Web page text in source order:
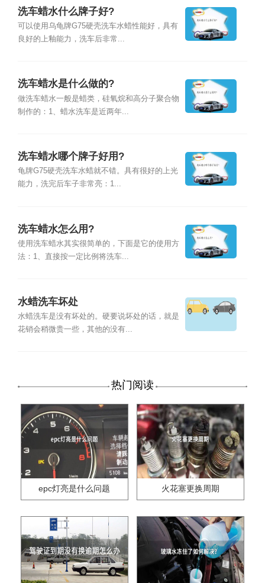
洗车蜡水什么牌子好?
可以使用乌龟牌G75硬壳洗车水蜡性能好，具有
良好的上釉能力，洗车后非常...
洗车蜡水是什么做的?
做洗车蜡水一般是蜡类，硅氧烷和高分子聚合物
制作的：1、蜡水洗车是近两年...
洗车蜡水哪个牌子好用?
龟牌G75硬壳洗车水蜡就不错。具有很好的上光
能力，洗完后车子非常亮：1...
洗车蜡水怎么用?
使用洗车蜡水其实很简单的，下面是它的使用方
法：1、直接按一定比例将洗车...
水蜡洗车坏处
水蜡洗车是没有坏处的。硬要说坏处的话，就是
花销会稍微贵一些，其他的没有...
热门阅读
epc灯亮是什么问题 火花塞更换周期